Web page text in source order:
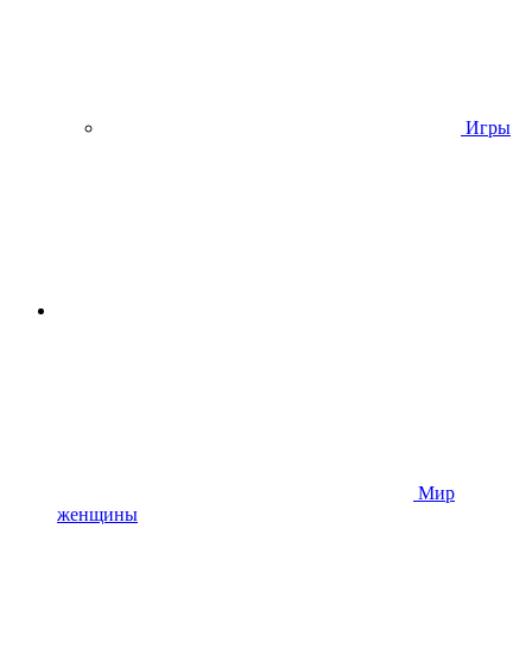
Игры
Мир
женщины